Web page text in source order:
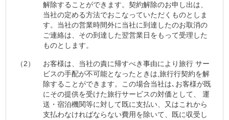
解除することができます。契約解除のお申し出は、
当社の定める方法でおこなっていただくものとしま
す。当社の営業時間外に当社に到達したのお取消の
ご連絡は、その到達した翌営業日をもって受理した
ものとします。
（2）
お客様は、当社の責に帰すべき事由により旅行 サー
ビスの手配が不可能となったときは,旅行行契約を解
除することができます。この場合当社は､お客様が既
にその提供を受けた旅行サービスの対価として、 運
送・宿泊機関等に対して既に支払い、又はこれから
支払わなければならない費用を除いて、既に収受し